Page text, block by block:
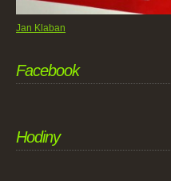
Jan Klaban
Facebook
Hodiny